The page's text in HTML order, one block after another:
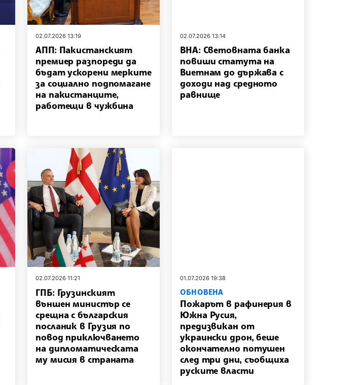
02.07.2026 13:19
АПП: Пакистанският
премиер разпореди да
бъдат ускорени мерките
за социално подпомагане
на пакистанците,
работещи в чужбина
02.07.2026 13:14
ВНА: Световната банка
повиши статута на
Виетнам до държава с
доходи над средното
равнище
02.07.2026 11:21
ГПБ: Грузинският
външен министър се
срещна с българския
посланик в Грузия по
повод приключването
на дипломатическата
му мисия в страната
01.07.2026 19:38
ОБНОВЕНА
Пожарът в рафинерия в
Южна Русия,
предизвикан от
украински дрон, беше
окончателно потушен
след три дни, съобщиха
руските власти